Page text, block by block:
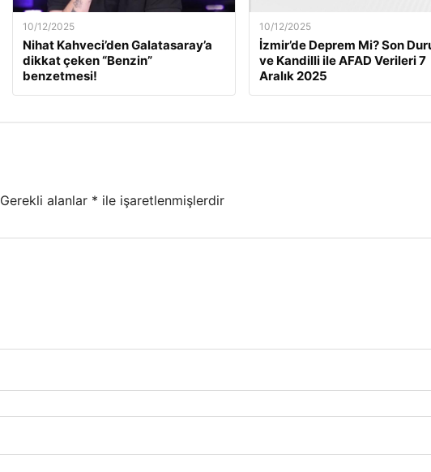
10/12/2025
Nihat Kahveci’den Galatasaray’a
dikkat çeken “Benzin”
benzetmesi!
10/12/2025
İzmir’de Deprem Mi? Son
ve Kandilli ile AFAD Verileri 7
Aralık 2025
Gerekli alanlar * ile işaretlenmişlerdir